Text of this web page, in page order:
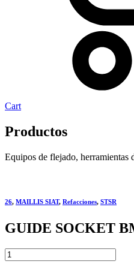
Cart
Productos
Equipos de flejado, herramientas
26, MAILLIS SIAT, Refacciones, STSR
GUIDE SOCKET
GUIDE
SOCKET